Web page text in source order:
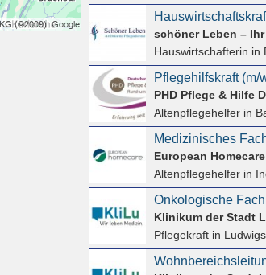
Hauswirtschafterin in
PHD Pflege & Hilfe
Altenpflegehelferin
Medizinisches
European
Altenpflegehelferin
Onkologische
Klinikum der Stadt
Pflegekraftin